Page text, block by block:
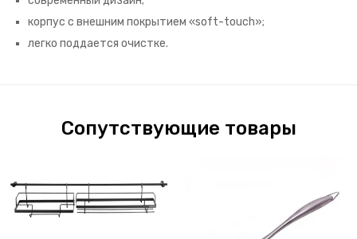
корпус с внешним покрытием «soft-touch»;
легко поддается очистке.
Сопутствующие товары